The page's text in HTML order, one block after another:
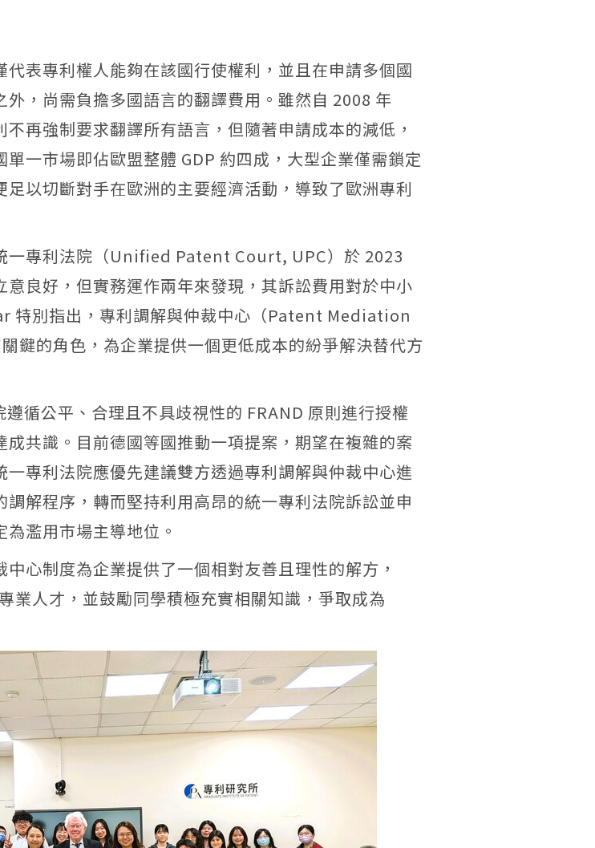
表專利權人能夠在該國行使權利，並且在申請多個國
，尚需負擔多國語言的翻譯費用。雖然自 2008 年
再強制要求翻譯所有語言，但隨著申請成本的減低，
單一市場即佔歐盟整體 GDP 約四成，大型企業僅需鎖定
以切斷對手在歐洲的主要經濟活動，導致了歐洲專利
一專利法院（Unified Patent Court, UPC）於 2023
良好，但實務運作兩年來發現，其訴訟費用對於中小
特別指出，專利調解與仲裁中心（Patent Mediation
鍵的角色，為企業提供一個更低成本的紛爭解決替代方
循公平、合理且不具歧視性的 FRAND 原則進行授權
共識。目前德國等國推動一項提案，期望在複雜的案
專利法院應優先建議雙方透過專利調解與仲裁中心進
解程序，轉而堅持利用高昂的統一專利法院訴訟並申
濫用市場主導地位。
心制度為企業提供了一個相對友善且理性的解方，
業人才，並鼓勵同學積極充實相關知識，爭取成為